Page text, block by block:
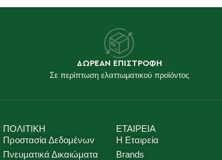
ΔΩΡΕΑΝ ΕΠΙΣΤΡΟΦΗ
Σε περίπτωση ελαττωματικού προϊόντος
ΠΟΛΙΤΙΚΗ
Προστασία Δεδομένων
Πνευματικά Δικαιώματα
ΕΤΑΙΡΕΙΑ
Η Εταιρεία
Brands